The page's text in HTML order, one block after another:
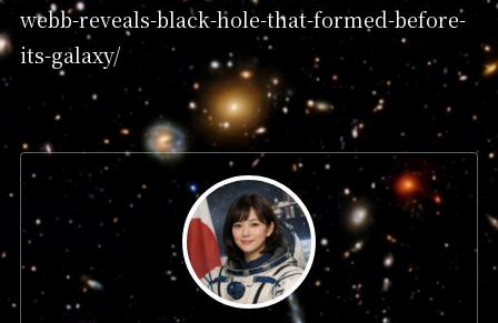
webb-reveals-black-hole-that-formed-before-
its-galaxy/